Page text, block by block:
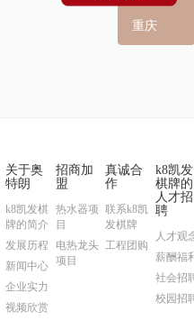
重庆
关于奥
特朗
k8凯发棋
牌的简介
发展历程
新闻中心
企业实力
视频欣赏
招商加
盟
热水器项
目
电热龙头
项目
真诚合
作
联系k8凯
发棋牌
工程团购
k8凯发
棋牌的
人才招
聘
人才观
薪酬福
社会招
校园招